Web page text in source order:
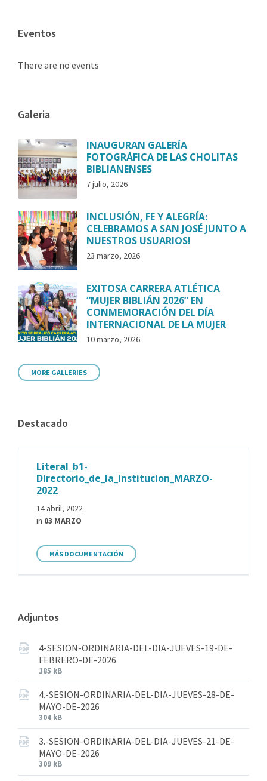
Eventos
There are no events
Galeria
INAUGURAN GALERÍA
FOTOGRÁFICA DE LAS CHOLITAS
BIBLIANENSES
7 julio, 2026
INCLUSIÓN, FE Y ALEGRÍA:
CELEBRAMOS A SAN JOSÉ JUNTO A
NUESTROS USUARIOS!
23 marzo, 2026
EXITOSA CARRERA ATLÉTICA
“MUJER BIBLIÁN 2026” EN
CONMEMORACIÓN DEL DÍA
INTERNACIONAL DE LA MUJER
10 marzo, 2026
MORE GALLERIES
Destacado
Literal_b1-
Directorio_de_la_institucion_MARZO-
2022
14 abril, 2022
in 03 MARZO
MÁS DOCUMENTACIÓN
Adjuntos
4-SESION-ORDINARIA-DEL-DIA-JUEVES-19-DE-
FEBRERO-DE-2026
185 kB
4.-SESION-ORDINARIA-DEL-DIA-JUEVES-28-DE-
MAYO-DE-2026
304 kB
3.-SESION-ORDINARIA-DEL-DIA-JUEVES-21-DE-
MAYO-DE-2026
309 kB